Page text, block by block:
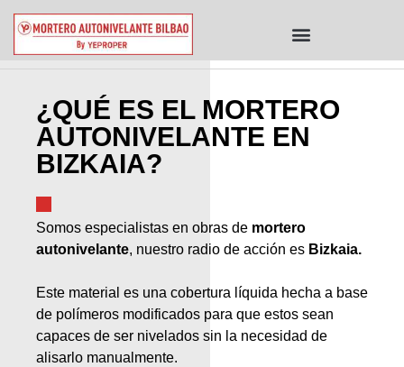
¿QUÉ ES EL MORTERO
AUTONIVELANTE EN
BIZKAIA?
Somos especialistas en obras de mortero
autonivelante, nuestro radio de acción es Bizkaia.
Este material es una cobertura líquida hecha a base
de polímeros modificados para que estos sean
capaces de ser nivelados sin la necesidad de
alisarlo manualmente.